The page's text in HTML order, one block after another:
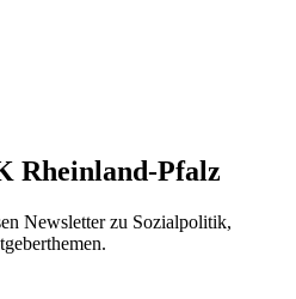
Rheinland-Pfalz
Newsletter zu Sozialpolitik,